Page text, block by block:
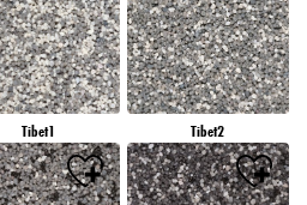
Tibet1 Tibet2